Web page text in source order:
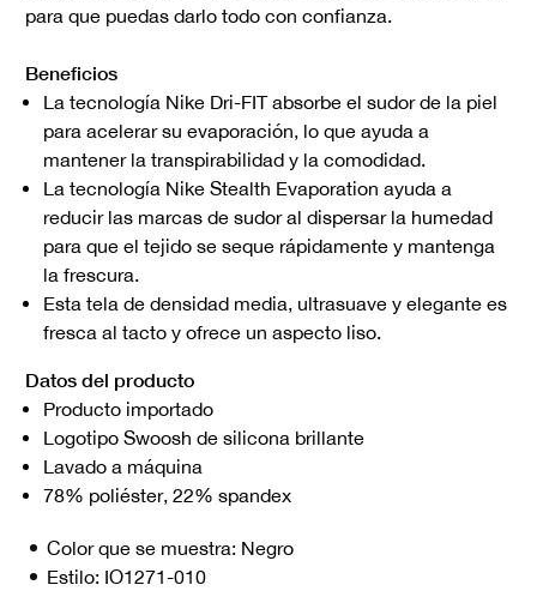
para que puedas darlo todo con confianza.
Beneficios
La tecnología Nike Dri-FIT absorbe el sudor de la piel
para acelerar su evaporación, lo que ayuda a
mantener la transpirabilidad y la comodidad.
La tecnología Nike Stealth Evaporation ayuda a
reducir las marcas de sudor al dispersar la humedad
para que el tejido se seque rápidamente y mantenga
la frescura.
Esta tela de densidad media, ultrasuave y elegante es
fresca al tacto y ofrece un aspecto liso.
Datos del producto
Producto importado
Logotipo Swoosh de silicona brillante
Lavado a máquina
78% poliéster, 22% spandex
Color que se muestra: Negro
Estilo: IO1271-010